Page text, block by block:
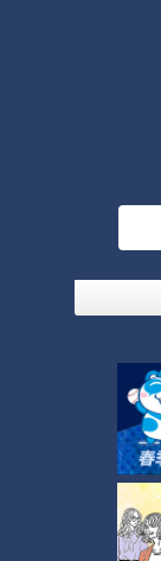
――「根尾くん可
というぐらいで